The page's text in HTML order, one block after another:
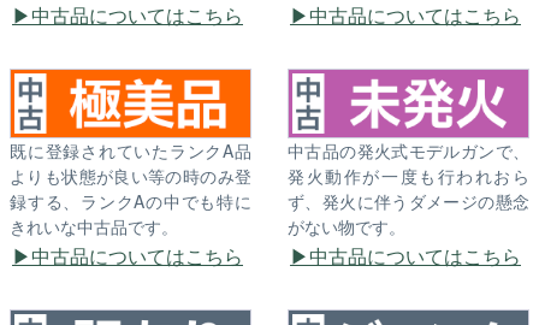
中古品についてはこちら 中古品についてはこちら
既に登録されていたランクA品
よりも状態が良い等の時のみ登
録する、ランクAの中でも特に
きれいな中古品です。
中古品についてはこちら
中古品の発火式モデルガンで、
発火動作が一度も行われおら
ず、発火に伴うダメージの懸念
がない物です。
中古品についてはこちら